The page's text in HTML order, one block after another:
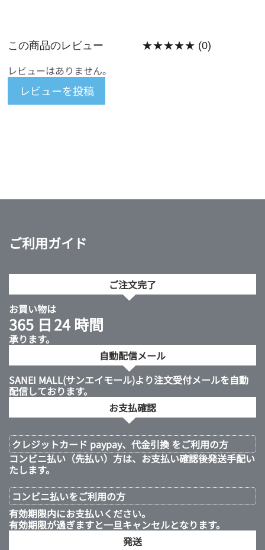
この商品のレビュー ★★★★★ (0)
レビューはありません。
レビューを投稿
ご利用ガイド
ご注文完了
お買い物は
365 日24 時間
承ります。
自動配信メール
SANEI MALL(サンエイモール)より注文受付メールを自動
配信しております。
お支払確認
クレジットカード paypay、代金引換 をご利用の方
コンビニ払い（先払い）方は、お支払い確認後発送手配い
たします。
コンビニ払いをご利用の方
有効期限内にお支払いください。
有効期限が過ぎますと一旦キャンセルとなります。
発送